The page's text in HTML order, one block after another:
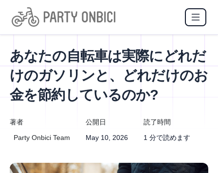
あなたの自転車は実際にどれだ
けのガソリンと、どれだけのお
金を節約しているのか?
著者
Party Onbici Team
公開日
May 10, 2026
読了時間
1 分で読めます